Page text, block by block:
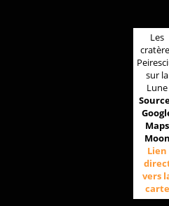
Les
sur la
Lune
Maps
Moon
Lien
vers
carte